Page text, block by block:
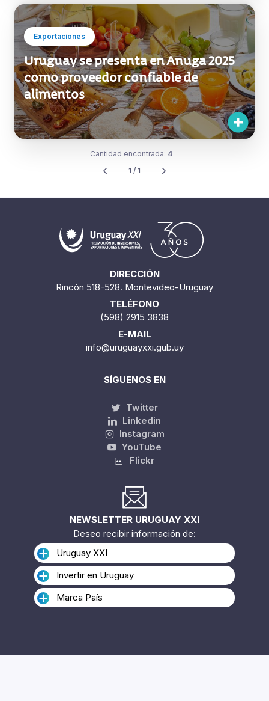
Exportaciones
Uruguay se presenta en Anuga 2025
como proveedor confiable de
alimentos
Cantidad encontrada: 4
1 / 1
DIRECCIÓN
Rincón 518-528. Montevideo-Uruguay
TELÉFONO
(598) 2915 3838
E-MAIL
info@uruguayxxi.gub.uy
SÍGUENOS EN
Twitter
Linkedin
Instagram
YouTube
Flickr
NEWSLETTER URUGUAY XXI
Deseo recibir información de:
Uruguay XXI
Invertir en Uruguay
Marca País